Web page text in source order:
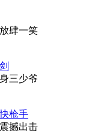
肆一笑
三少爷
枪手
撼出击